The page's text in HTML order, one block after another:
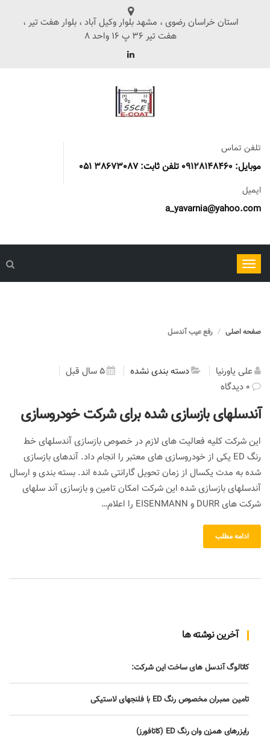
استان خراسان رضوی ، مشهد بلوار وکیل آباد ، بلوار هفت تیر ،
هفت تیر 36 پ 16 واحد 8
تلفن تماس
موبایل: 09128148460 تلفن ثابت: 38673087 051
ایمیل
a_yavarnia@yahoo.com
ناوبری
را
صفحه اصلی رفع عیب آندسل
علی یاورنیا دسته بندی نشده
5 سال قبل
0 دیدگاه
آندسلهای بازسازی شده برای شرکت خودروسازی
این شرکت کلیه فعالیت های لازم در خصوص بازسازی آندسلهای خط
رنگ ED یکی از خودروسازی های معتبر را انجام داد. آندهای بازسازی
شده به مدت یکسال از زمان تحویل گارانتی شده اند. بسته بندی و ارسال
آندسلهای بازسازی شده این شرکت امکان تامین و بازسازی آند سلهای
شرکت های DURR و EISENMANN را اعلام…
ادامه مطلب
آخرین نوشته ها
کاتالوگ آندسل های ساخت این شرکت:
تامین ممبران مخصوص رنگ ED با فلنجهای لاستیکی
رایزرهای همزن وان رنگ ED (کاتافورز)